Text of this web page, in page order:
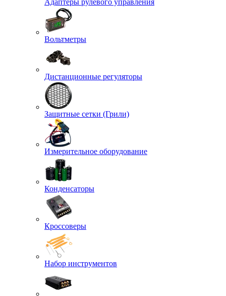
Адаптеры рулевого управления
Вольтметры
Дистанционные регуляторы
Защитные сетки (Грили)
Измерительное оборудование
Конденсаторы
Кроссоверы
Набор инструментов